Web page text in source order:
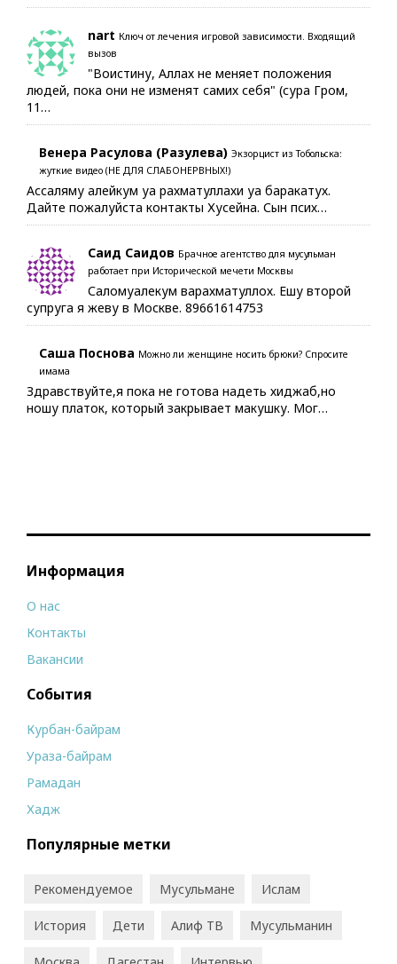
nart Ключ от лечения игровой зависимости. Входящий
вызов
"Воистину, Аллах не меняет положения
людей, пока они не изменят самих себя" (сура Гром,
11…
Венера Расулова (Разулева) Экзорцист из Тобольска:
жуткие видео (НЕ ДЛЯ СЛАБОНЕРВНЫХ!)
Ассаляму алейкум уа рахматуллахи уа баракатух.
Дайте пожалуйста контакты Хусейна. Сын псих…
Саид Саидов Брачное агентство для мусульман
работает при Исторической мечети Москвы
Саломуалекум варахматуллох. Ешу второй
супруга я жеву в Москве. 89661614753
Саша Поснова Можно ли женщине носить брюки? Спросите
имама
Здравствуйте,я пока не готова надеть хиджаб,но
ношу платок, который закрывает макушку. Мог…
Информация
О нас
Контакты
Вакансии
События
Курбан-байрам
Ураза-байрам
Рамадан
Хадж
Популярные метки
Рекомендуемое Мусульмане Ислам
История Дети Алиф ТВ Мусульманин